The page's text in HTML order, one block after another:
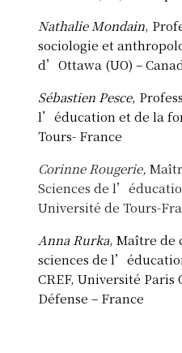
Nathalie Mondain,
sociologie et
d’Ottawa (UO) –
Sébastien Pesce,
l’éducation et de la
Tours- France
Corinne Rougerie,
Sciences de
Université de Tours-
Anna Rurka, Maître de
sciences de
CREF, Université Paris
Défense – France